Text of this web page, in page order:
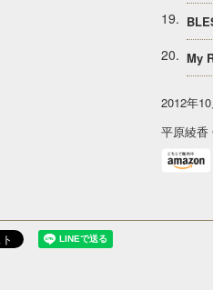
19
20 My
2012年
平原綾香